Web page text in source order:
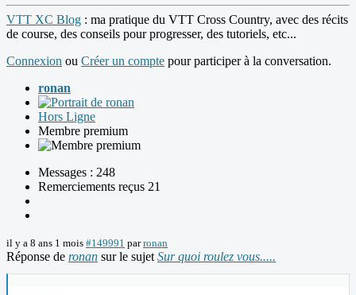
VTT XC Blog : ma pratique du VTT Cross Country, avec des récits
de course, des conseils pour progresser, des tutoriels, etc...
Connexion ou Créer un compte pour participer à la conversation.
ronan
Hors Ligne
Membre premium
Messages : 248
Remerciements reçus 21
il y a 8 ans 1 mois #149991 parronan
Réponse de ronan sur le sujet Sur quoi roulez vous.....